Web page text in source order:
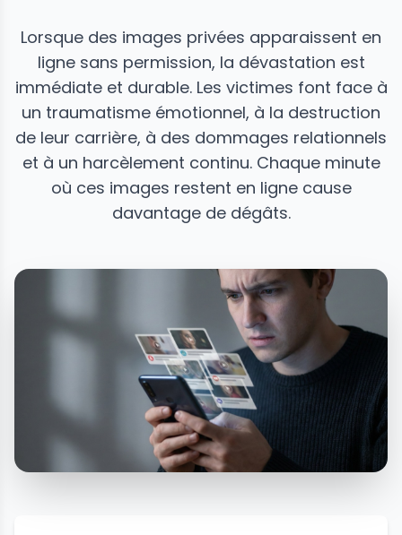
Lorsque des images privées apparaissent en
ligne sans permission, la dévastation est
immédiate et durable. Les victimes font face à
un traumatisme émotionnel, à la destruction
de leur carrière, à des dommages relationnels
et à un harcèlement continu. Chaque minute
où ces images restent en ligne cause
davantage de dégâts.